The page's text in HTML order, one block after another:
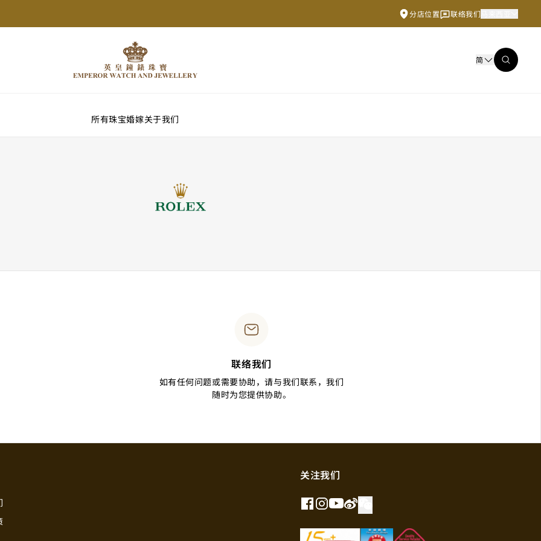
分店位置 联络我们
简
所有珠宝婚嫁关于我们
联络我们
如有任何问题或需要协助，请与我们联系，我们
随时为您提供协助。
关注我们